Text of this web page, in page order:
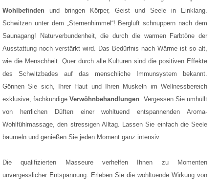
Wohlbefinden und bringen Körper, Geist und Seele in Einklang.
Schwitzen unter dem „Sternenhimmel“! Bergluft schnuppern nach dem
Saunagang! Naturverbundenheit, die durch die warmen Farbtöne der
Ausstattung noch verstärkt wird. Das Bedürfnis nach Wärme ist so alt,
wie die Menschheit. Quer durch alle Kulturen sind die positiven Effekte
des Schwitzbades auf das menschliche Immunsystem bekannt.
Gönnen Sie sich, Ihrer Haut und Ihren Muskeln im Wellnessbereich
exklusive, fachkundigeVerwöhnbehandlungen. Vergessen Sie umhüllt
von herrlichen Düften einer wohltuend entspannenden Aroma-
Wohlfühlmassage, den stressigen Alltag. Lassen Sie einfach die Seele
baumeln und genießen Sie jeden Moment ganz intensiv.
Die qualifizierten Masseure verhelfen Ihnen zu Momenten
unvergesslicher Entspannung. Erleben Sie die wohltuende Wirkung von